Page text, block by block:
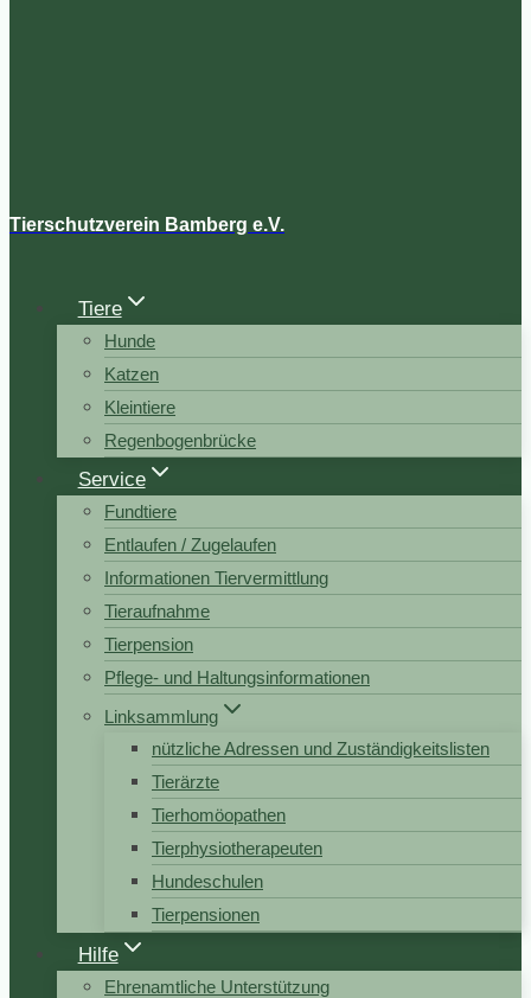
Tierschutzverein Bamberg e.V.
Tiere
Hunde
Katzen
Kleintiere
Regenbogenbrücke
Service
Fundtiere
Entlaufen / Zugelaufen
Informationen Tiervermittlung
Tieraufnahme
Tierpension
Pflege- und Haltungsinformationen
Linksammlung
nützliche Adressen und Zuständigkeitslisten
Tierärzte
Tierhomöopathen
Tierphysiotherapeuten
Hundeschulen
Tierpensionen
Hilfe
Ehrenamtliche Unterstützung